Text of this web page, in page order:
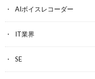
AIボイスレコーダー
IT業界
SE